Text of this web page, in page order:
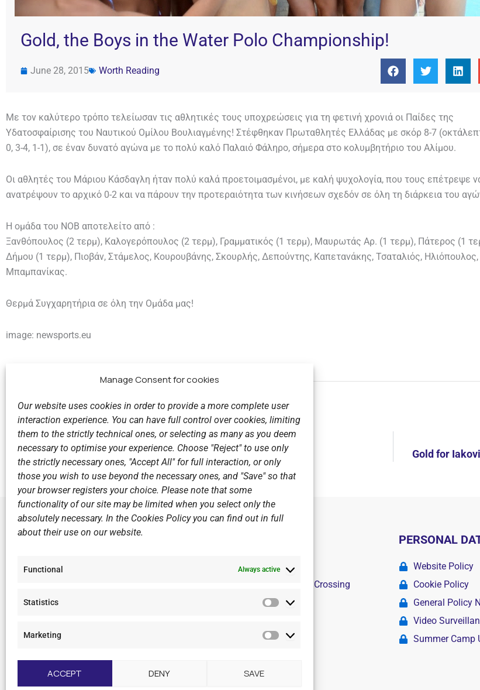
Manage Consent for cookies
Our website uses cookies in order to provide a more complete user
interaction experience. You can have full control over cookies, limiting
them to the strictly technical ones, or selecting as many as you deem
necessary to optimise your experience. Choose "Reject" to use only
the strictly necessary ones, "Accept All" for full interaction, or only
those you wish to use beyond the necessary ones, and "Save" so that
your browser registers your choice. Please note that some
functionality of our site may be limited when you select only the
absolutely necessary. In the Cookies Policy you can find out in full
about their use on our website.
Functional Always active
Statistics
Statistics
Marketing
Marketing
ACCEPT DENY SAVE
Gold, the Boys in the Water Polo Championship!
June 28, 2015 Worth Reading
Με τον καλύτερο τρόπο τελείωσαν τις αθλητικές τους υποχρεώσεις για τη φετινή χρονιά οι Παίδες της
Υδατοσφαίρισης του Ναυτικού Ομίλου Βουλιαγμένης! Στέφθηκαν Πρωταθλητές Ελλάδας με σκόρ 8-7
0, 3-4, 1-1), σε έναν δυνατό αγώνα με το πολύ καλό Παλαιό Φάληρο, σήμερα στο κολυμβητήριο του Αλίμου.
Οι αθλητές του Μάριου Κάσδαγλη ήταν πολύ καλά προετοιμασμένοι, με καλή ψυχολογία, που τους επέτρεψε
ανατρέψουν το αρχικό 0-2 και να πάρουν την προτεραιότητα των κινήσεων σχεδόν σε όλη τη διάρκεια του
Η ομάδα του ΝΟΒ αποτελείτο από :
Ξανθόπουλος (2 τερμ), Καλογερόπουλος (2 τερμ), Γραμματικός (1 τερμ), Μαυρωτάς Αρ. (1 τερμ), Πάτερος (1
Δήμου (1 τερμ), Πιοβάν, Στάμελος, Κουρουβάνης, Σκουρλής, Δεπούντης, Καπετανάκης, Τσαταλιός, Ηλιόπουλος,
Μπαμπανίκας.
Θερμά Συγχαρητήρια σε όλη την Ομάδα μας!
image: newsports.eu
Previous
70 παιδάκια γνώρισαν το αγωνιστικό Θαλλάσιο Σκι στον Ν.Ο.Β! Gold for
F
c
e
s
u
Sports Academy
Open Water Swimming Crossing
PERSONAL
Website Policy
Cookie Policy
General Policy
Video
Summer Camp